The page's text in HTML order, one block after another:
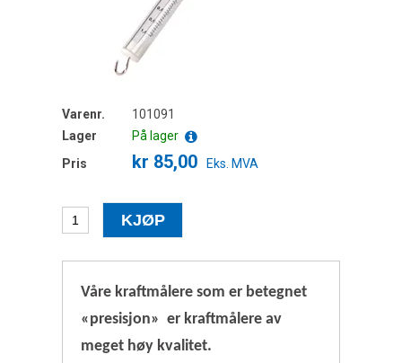
Varenr.
101091
Lager
På lager
Pris
kr 85,00 Eks. MVA
Våre kraftmålere som er betegnet
«presisjon» er kraftmålere av
meget høy kvalitet.